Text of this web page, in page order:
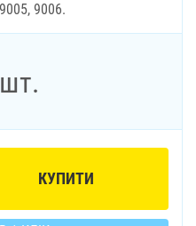
9006.
КУПИТИ